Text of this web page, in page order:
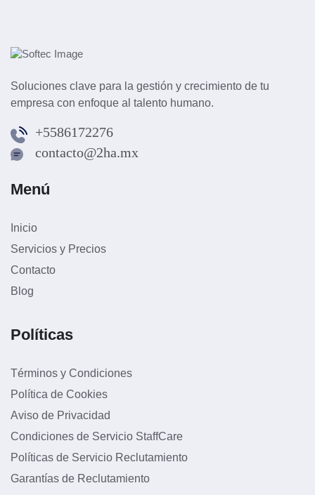
Soluciones clave para la gestión y crecimiento de tu
empresa con enfoque al talento humano.
+5586172276
contacto@2ha.mx
Menú
Inicio
Servicios y Precios
Contacto
Blog
Políticas
Términos y Condiciones
Política de Cookies
Aviso de Privacidad
Condiciones de Servicio StaffCare
Políticas de Servicio Reclutamiento
Garantías de Reclutamiento